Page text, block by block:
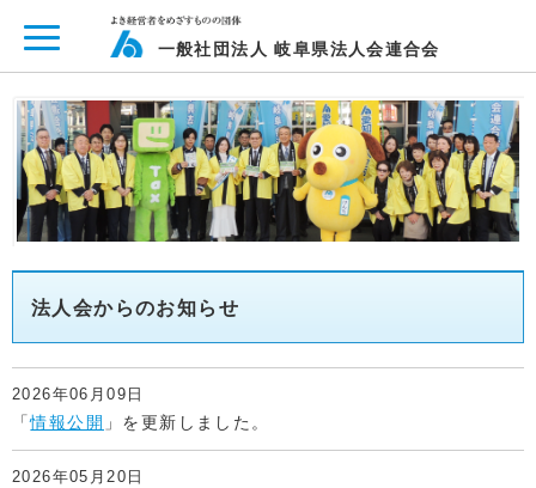
一般社団法人 岐阜県法人会連合会
法人会からのお知らせ
2026年06月09日
「情報公開 」を更新しました。
2026年05月20日